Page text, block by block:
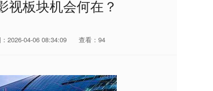
视板块机会何在？
2026-04-06 08:34:09 查看：94